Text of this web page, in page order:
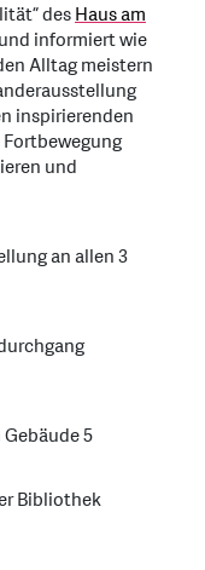
desHaus am
informiert wie
Alltag meistern
inspirierenden
und
an allen 3
5
Bibliothek